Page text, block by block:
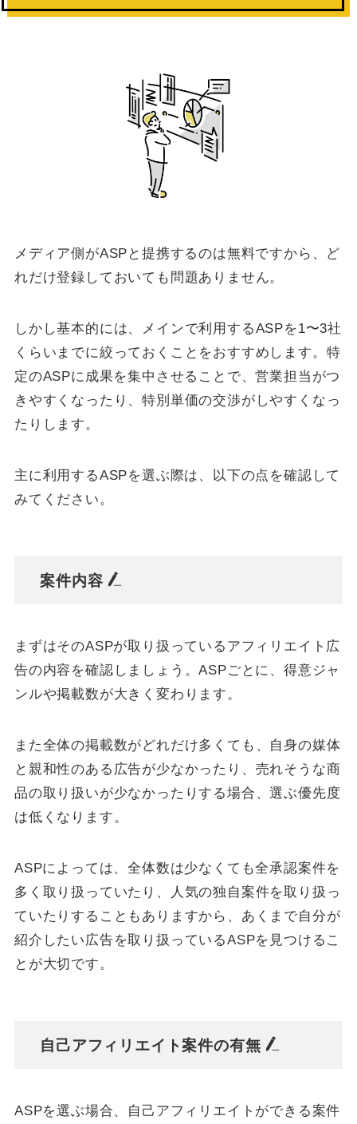
メディア側がASPと提携するのは無料ですから、ど
れだけ登録しておいても問題ありません。
しかし基本的には、メインで利用するASPを1〜3社
くらいまでに絞っておくことをおすすめします。特
定のASPに成果を集中させることで、営業担当がつ
きやすくなったり、特別単価の交渉がしやすくなっ
たりします。
主に利用するASPを選ぶ際は、以下の点を確認して
みてください。
案件内容
まずはそのASPが取り扱っているアフィリエイト広
告の内容を確認しましょう。ASPごとに、得意ジャ
ンルや掲載数が大きく変わります。
また全体の掲載数がどれだけ多くても、自身の媒体
と親和性のある広告が少なかったり、売れそうな商
品の取り扱いが少なかったりする場合、選ぶ優先度
は低くなります。
ASPによっては、全体数は少なくても全承認案件を
多く取り扱っていたり、人気の独自案件を取り扱っ
ていたりすることもありますから、あくまで自分が
紹介したい広告を取り扱っているASPを見つけるこ
とが大切です。
自己アフィリエイト案件の有無
ASPを選ぶ場合、自己アフィリエイトができる案件